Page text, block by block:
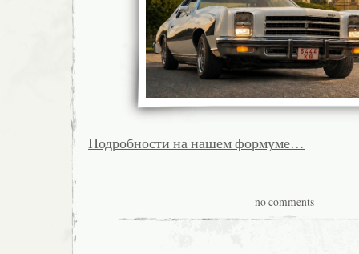
Подробности на нашем формуме…
no comments